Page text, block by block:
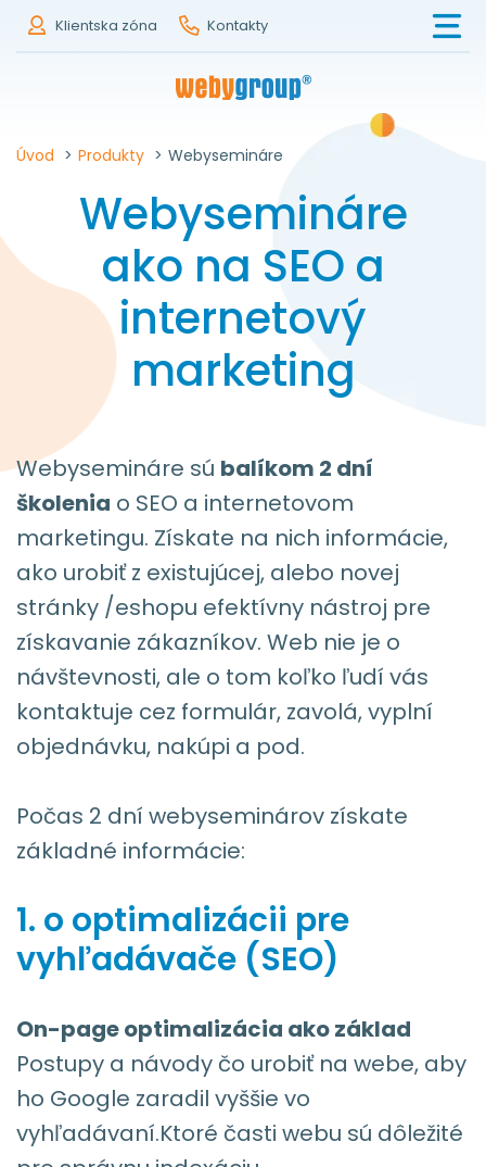
Klientska zóna Kontakty
Úvod > Produkty > Webysemináre
Webysemináre
ako na SEO a
internetový
marketing
Webysemináre sú balíkom 2 dní
školenia o SEO a internetovom
marketingu. Získate na nich informácie,
ako urobiť z existujúcej, alebo novej
stránky /eshopu efektívny nástroj pre
získavanie zákazníkov. Web nie je o
návštevnosti, ale o tom koľko ľudí vás
kontaktuje cez formulár, zavolá, vyplní
objednávku, nakúpi a pod.
Počas 2 dní webyseminárov získate
základné informácie:
1. o optimalizácii pre
vyhľadávače (SEO)
On-page optimalizácia ako základ
Postupy a návody čo urobiť na webe, aby
ho Google zaradil vyššie vo
vyhľadávaní.Ktoré časti webu sú dôležité